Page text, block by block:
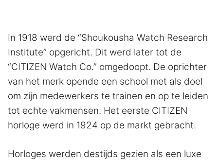
In 1918 werd de “Shoukousha Watch Research
Institute” opgericht. Dit werd later tot de
“CITIZEN Watch Co.” omgedoopt. De oprichter
van het merk opende een school met als doel
om zijn medewerkers te trainen en op te leiden
tot echte vakmensen. Het eerste CITIZEN
horloge werd in 1924 op de markt gebracht.
Horloges werden destijds gezien als een luxe